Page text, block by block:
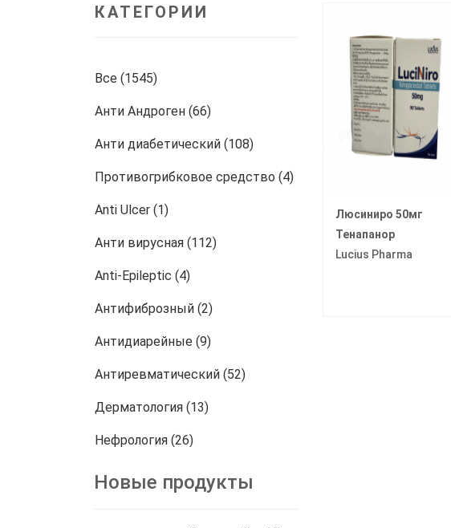
КАТЕГОРИИ
Все (1545)
Анти Андроген (66)
Анти диабетический (108)
Противогрибковое средство (4)
Anti Ulcer (1)
Анти вирусная (112)
Anti-Epileptic (4)
Антифиброзный (2)
Антидиарейные (9)
Антиревматический (52)
Дерматология (13)
Нефрология (26)
онкология (772)
Новые продукты
Люсиниро 50мг
Тенапанор
Lucius Pharma